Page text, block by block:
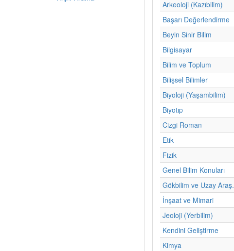
Arkeoloji (Kazıbilim)
Başarı Değerlendirme
Beyin Sinir Bilim
Bilgisayar
Bilim ve Toplum
Bilişsel Bilimler
Biyoloji (Yaşambilim)
Biyotıp
Cizgi Roman
Etik
Fizik
Genel Bilim Konuları
Gökbilim ve Uzay Araş.
İnşaat ve Mimari
Jeoloji (Yerbilim)
Kendini Geliştirme
Kimya